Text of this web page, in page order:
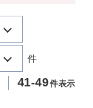
件
41-49件表示